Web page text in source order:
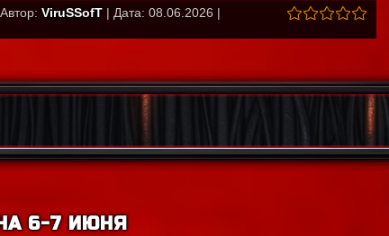
ViruSSofT| Дата: 08.06.2026 |
6-7 ИЮНЯ